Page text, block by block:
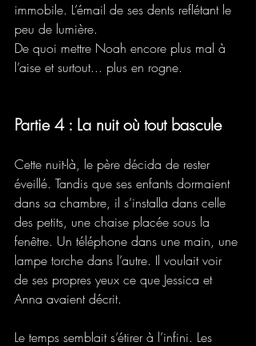
immobile. L’émail de ses dents reflétant le
peu de lumière.
De quoi mettre Noah encore plus mal à
l’aise et surtout... plus en rogne.
Partie 4 : La nuit où tout bascule
Cette nuit-là, le père décida de rester
éveillé. Tandis que ses enfants dormaient
dans sa chambre, il s’installa dans celle
des petits, une chaise placée sous la
fenêtre. Un téléphone dans une main, une
lampe torche dans l’autre. Il voulait voir
de ses propres yeux ce que Jessica et
Anna avaient décrit.
Le temps semblait s’étirer à l’infini. Les